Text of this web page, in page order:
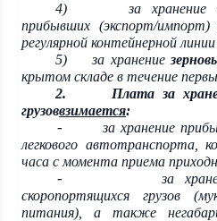
4)
за хранение
прибывших (экспорт/
регулярной контейнерной
5)
за хранение
крытом складе в течение
2.
Плата за
грузоввзимается:
-
за хранение
легкового автотранспорта,
часа с момента приема
-
за
скоропортящихся грузов
питания), а также